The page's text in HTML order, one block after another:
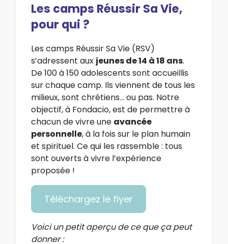
Les camps Réussir Sa Vie,
pour qui ?
Les camps Réussir Sa Vie (RSV)
s’adressent aux jeunes de 14 à 18 ans.
De 100 à 150 adolescents sont accueillis
sur chaque camp. Ils viennent de tous les
milieux, sont chrétiens… ou pas. Notre
objectif, à Fondacio, est de permettre à
chacun de vivre une avancée
personnelle, à la fois sur le plan humain
et spirituel. Ce qui les rassemble : tous
sont ouverts à vivre l’expérience
proposée !
Téléchargez le flyer
Voici un petit aperçu de ce que ça peut
donner :